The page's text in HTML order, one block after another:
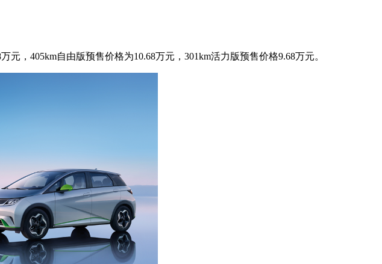
，405km自由版预售价格为10.68万元，301km活力版预售价格9.68万元。